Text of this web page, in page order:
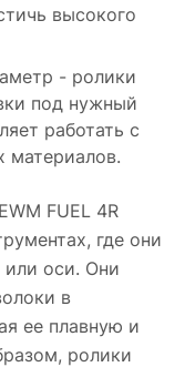
высокого
- ролики
под нужный
работать с
материалов.
FUEL 4R
где они
или оси. Они
в
ее плавную и
ролики